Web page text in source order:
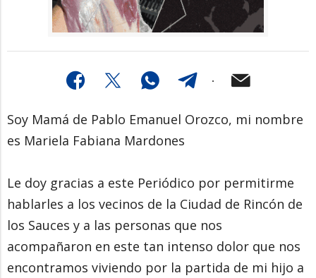
Soy Mamá de Pablo Emanuel Orozco, mi nombre
es Mariela Fabiana Mardones
Le doy gracias a este Periódico por permitirme
hablarles a los vecinos de la Ciudad de Rincón de
los Sauces y a las personas que nos
acompañaron en este tan intenso dolor que nos
encontramos viviendo por la partida de mi hijo a